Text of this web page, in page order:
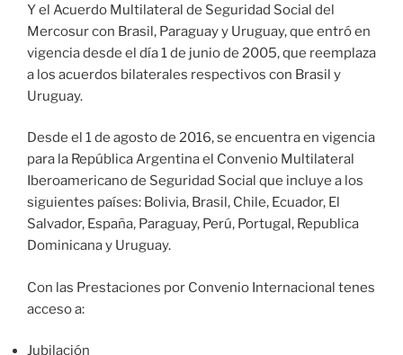
Y el Acuerdo Multilateral de Seguridad Social del
Mercosur con Brasil, Paraguay y Uruguay, que entró en
vigencia desde el día 1 de junio de 2005, que reemplaza
a los acuerdos bilaterales respectivos con Brasil y
Uruguay.
Desde el 1 de agosto de 2016, se encuentra en vigencia
para la República Argentina el Convenio Multilateral
Iberoamericano de Seguridad Social que incluye a los
siguientes países: Bolivia, Brasil, Chile, Ecuador, El
Salvador, España, Paraguay, Perú, Portugal, Republica
Dominicana y Uruguay.
Con las Prestaciones por Convenio Internacional tenes
acceso a:
Jubilación